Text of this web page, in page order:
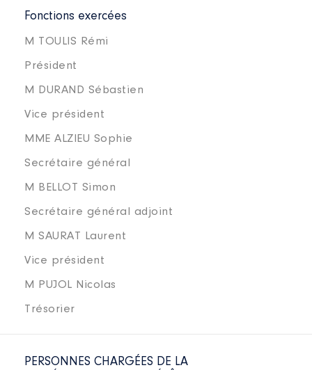
Fonctions exercées
M TOULIS Rémi
Président
M DURAND Sébastien
Vice président
MME ALZIEU Sophie
Secrétaire général
M BELLOT Simon
Secrétaire général adjoint
M SAURAT Laurent
Vice président
M PUJOL Nicolas
Trésorier
PERSONNES CHARGÉES DE LA